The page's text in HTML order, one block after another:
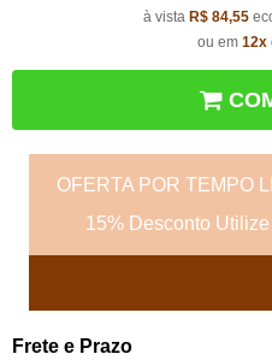
à vista R$ 84,55
ou em 12x
OFERTA POR TEMPO
15% Desconto
Frete e Prazo